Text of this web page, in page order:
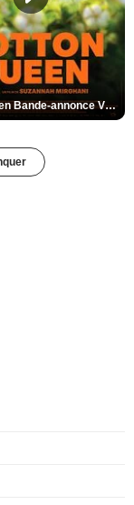
Cotton Queen Bande-annonce VO STFR